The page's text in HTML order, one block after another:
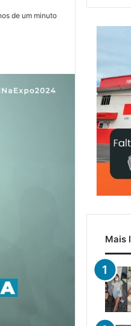
de um minuto
Mais